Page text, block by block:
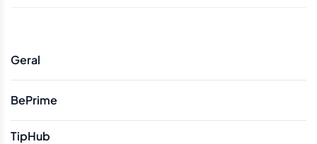
Geral
BePrime
TipHub